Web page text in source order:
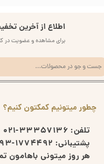
چطور میتونیم کمکتون کنیم؟
تلفن: 33357136-021
پشتیبانی: 1774492-0993
هر روز میتونی باهامون
اطلاع از آخرین
برای مشاهده و عضویت در